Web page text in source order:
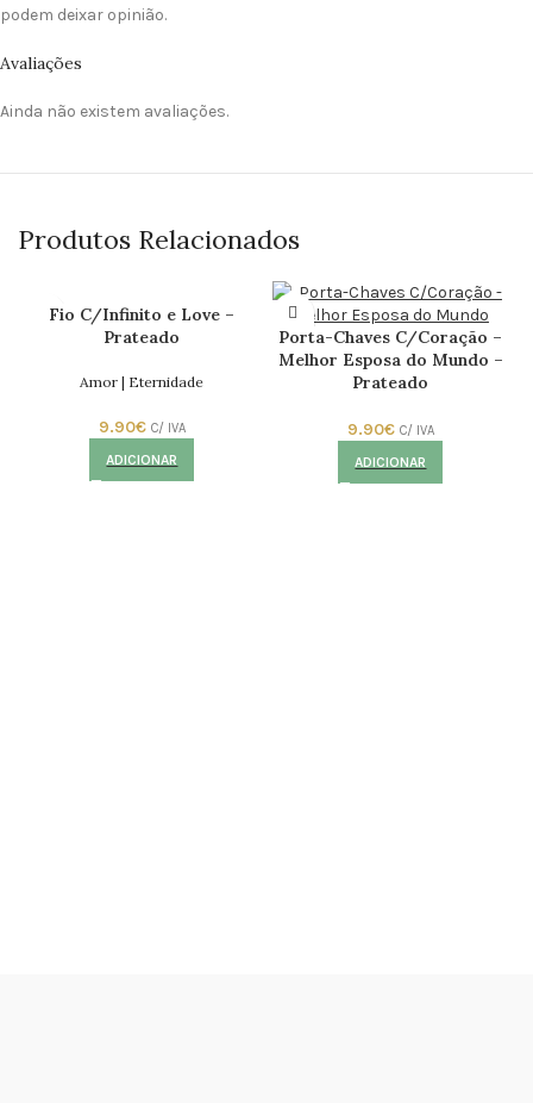
Avaliações
Ainda não existem avaliações.
podem deixar opinião.
Produtos Relacionados
Fio C/Infinito e Love –
Prateado
Amor | Eternidade
9.90€ C/ IVA
ADICIONAR
Porta-Chaves C/Coração –
Melhor Esposa do Mundo –
Prateado
9.90€ C/ IVA
ADICIONAR